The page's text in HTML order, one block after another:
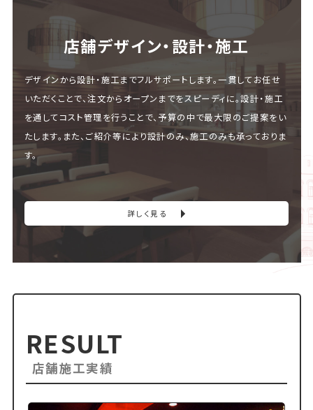
店舗デザイン・設計・施⼯
デザインから設計・施工までフルサポートします。一貫してお任せ
いただくことで、注文からオープンまでをスピーディに。設計・施工
を通してコスト管理を行うことで、予算の中で最大限のご提案をい
たします。また、ご紹介等により設計のみ、施工のみも承っておりま
す。
詳しく見る
RESULT
店舗施工実績